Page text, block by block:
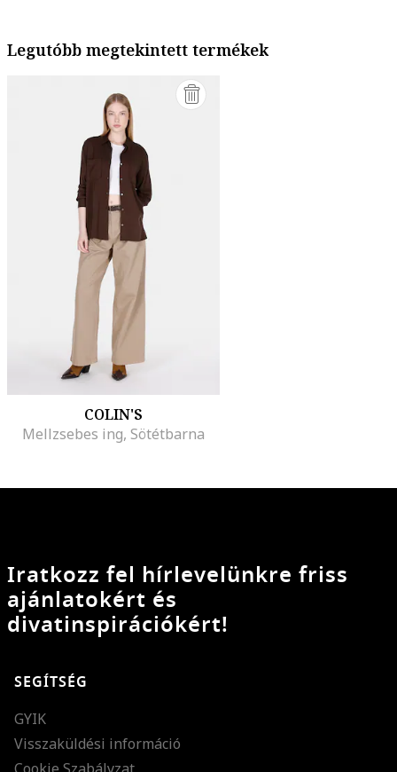
Legutóbb megtekintett termékek
COLIN'S
Mellzsebes ing, Sötétbarna
Iratkozz fel hírlevelünkre friss
ajánlatokért és
divatinspirációkért!
SEGÍTSÉG
GYIK
Visszaküldési információ